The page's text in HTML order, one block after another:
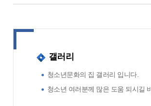
갤러리
청소년문화의 집 갤러리 입니다.
청소년 여러분께 많은 도움 되시길